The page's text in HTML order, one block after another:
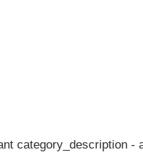
category_description -